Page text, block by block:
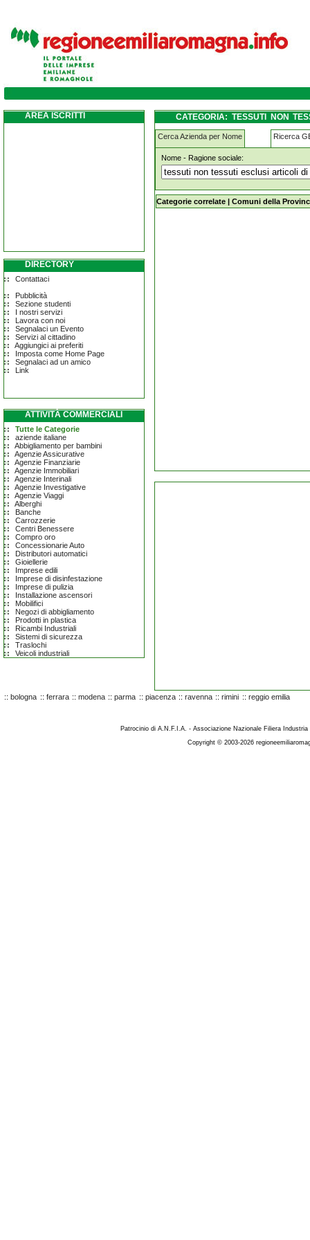
tessuti-non-tessuti-esclusi-articoli-di-
AREA ISCRITTI
DIRECTORY
Contattaci
Pubblicità
Sezione studenti
I nostri servizi
Lavora con noi
Segnalaci un Evento
Servizi al cittadino
Aggiungici ai preferiti
Imposta come Home Page
Segnalaci ad un amico
Link
ATTIVITÀ COMMERCIALI
Tutte le Categorie
aziende italiane
Abbigliamento per bambini
Agenzie Assicurative
Agenzie Finanziarie
Agenzie Immobiliari
Agenzie Interinali
Agenzie Investigative
Agenzie Viaggi
Alberghi
Banche
Carrozzerie
Centri Benessere
Compro oro
Concessionarie Auto
Distributori automatici
Gioiellerie
Imprese edili
Imprese di disinfestazione
Imprese di pulizia
Installazione ascensori
Mobilifici
Negozi di abbigliamento
Prodotti in plastica
Ricambi Industriali
Sistemi di sicurezza
Traslochi
Veicoli industriali
CATEGORIA: TESSUTI NON
ONGINA
Cerca Azienda per Nome Ricerca
Nome - Ragione sociale:
tessuti-non-tessuti-esclusi-
Categorie correlate | Comuni della
:: bologna :: ferrara :: modena :: parma :: piacenza :: ravenna :: rimini :: reggio emilia
Patrocinio di A.N.F.I.A. - Associazione Nazionale Filiera
Copyright © 2003-2026